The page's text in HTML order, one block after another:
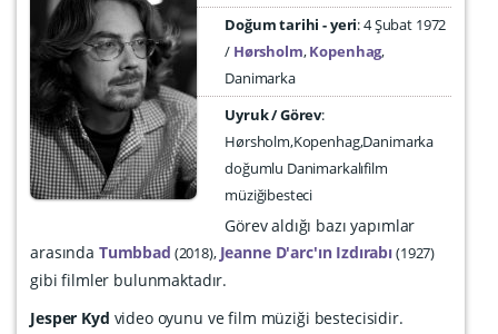
Doğum tarihi - yeri 4 Şubat 1972
Hørsholm,Kopenhag,
Danimarka
Uyruk / Görev:
Hørsholm,Kopenhag,Danimarka
doğumlu Danimarkalıfilm
müziğibesteci
Görev aldığı bazı yapımlar
arasında Tumbbad 2018 Jeanne D'arc'ın Izdırabı 1927
gibi filmler bulunmaktadır.
Jesper Kyd video oyunu ve film müziği bestecisidir.